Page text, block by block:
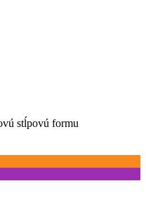
stĺpovú formu